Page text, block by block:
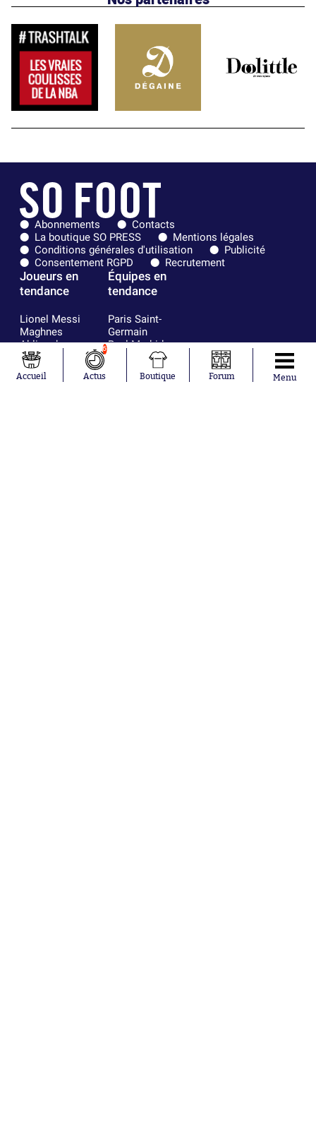
Abonnements
Contacts
La boutique SO PRESS
Mentions légales
Conditions générales d'utilisation
Publicité
Consentement RGPD
Recrutement
Joueurs en
tendance
Lionel Messi
Maghnes
Akliouche
Mohamed
Salah
Neymar
Équipes en
tendance
Paris Saint-
Germain
Real Madrid
Olympique de
Marseille
FIFA
Accueil
6
Actus Boutique Forum Menu